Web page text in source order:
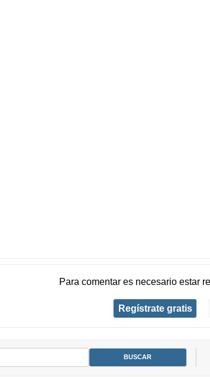
Para comentar es necesario estar
Regístrate gratis